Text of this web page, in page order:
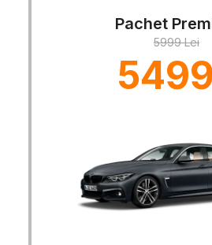
Pachet
5999 Lei
5499